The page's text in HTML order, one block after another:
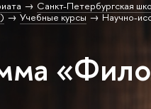
Санкт-Петербургская
Учебные курсы
Научно-